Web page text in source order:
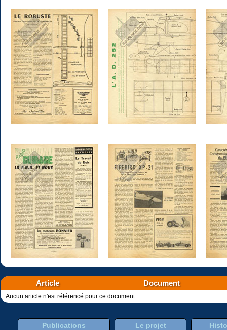
Article Document
Aucun article n'est référencé pour ce document.
Publications Le projet